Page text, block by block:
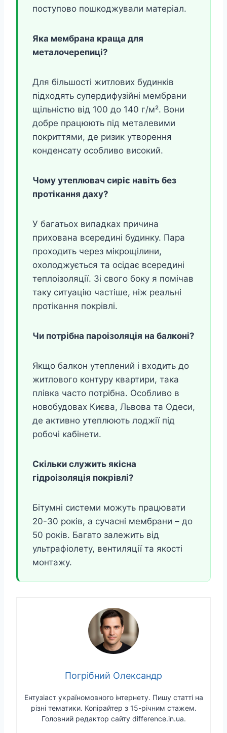
поступово пошкоджували матеріал.
Яка мембрана краща для
металочерепиці?
Для більшості житлових будинків
підходять супердифузійні мембрани
щільністю від 100 до 140 г/м². Вони
добре працюють під металевими
покриттями, де ризик утворення
конденсату особливо високий.
Чому утеплювач сиріє навіть без
протікання даху?
У багатьох випадках причина
прихована всередині будинку. Пара
проходить через мікрощілини,
охолоджується та осідає всередині
теплоізоляції. Зі свого боку я помічав
таку ситуацію частіше, ніж реальні
протікання покрівлі.
Чи потрібна пароізоляція на балконі?
Якщо балкон утеплений і входить до
житлового контуру квартири, така
плівка часто потрібна. Особливо в
новобудовах Києва, Львова та Одеси,
де активно утеплюють лоджії під
робочі кабінети.
Скільки служить якісна
гідроізоляція покрівлі?
Бітумні системи можуть працювати
20-30 років, а сучасні мембрани – до
50 років. Багато залежить від
ультрафіолету, вентиляції та якості
монтажу.
Погрібний Олександр
Ентузіаст україномовного інтернету. Пишу статті на
різні тематики. Копірайтер з 15-річним стажем.
Головний редактор сайту difference.in.ua.